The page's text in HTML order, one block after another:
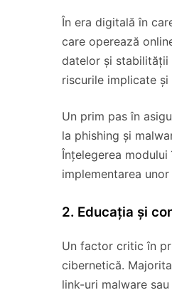
În era digitală în
care operează
datelor și stabilității
riscurile implicate
Un prim pas în
la phishing și
Înțelegerea
implementarea
2. Educația și
Un factor critic în
cibernetică.
link-uri malware